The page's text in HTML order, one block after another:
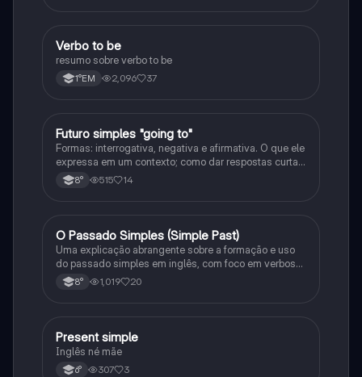
Inglês
Verbo to be
resumo sobre verbo to be
1°EM 2,096 37
Inglês
Futuro simples "going to"
Formas: interrogativa, negativa e afirmativa. O que ele
expressa em um contexto; como dar respostas curtas
em uma frase, e as junções com o verbo to be
8° 515 14
Inglês
O Passado Simples (Simple Past)
Uma explicação abrangente sobre a formação e uso
do passado simples em inglês, com foco em verbos
regulares e irregulares, frases negativas e
interrogativas.
8° 1,019 20
Inglês
Present simple
Inglês né mãe
6° 307 3